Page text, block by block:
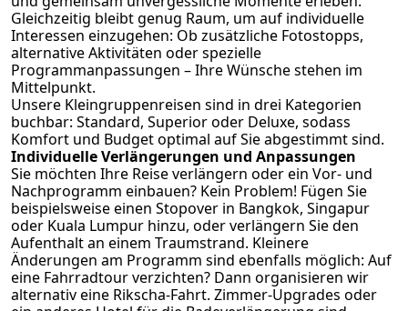
Gleichzeitig bleibt genug Raum, um auf individuelle
Interessen einzugehen: Ob zusätzliche Fotostopps,
alternative Aktivitäten oder spezielle
Programmanpassungen – Ihre Wünsche stehen im
Mittelpunkt.
Unsere Kleingruppenreisen sind in drei Kategorien
buchbar: Standard, Superior oder Deluxe, sodass
Komfort und Budget optimal auf Sie abgestimmt sind.
Individuelle Verlängerungen und Anpassungen
Sie möchten Ihre Reise verlängern oder ein Vor- und
Nachprogramm einbauen? Kein Problem! Fügen Sie
beispielsweise einen Stopover in Bangkok, Singapur
oder Kuala Lumpur hinzu, oder verlängern Sie den
Aufenthalt an einem Traumstrand. Kleinere
Änderungen am Programm sind ebenfalls möglich: Auf
eine Fahrradtour verzichten? Dann organisieren wir
alternativ eine Rikscha-Fahrt. Zimmer-Upgrades oder